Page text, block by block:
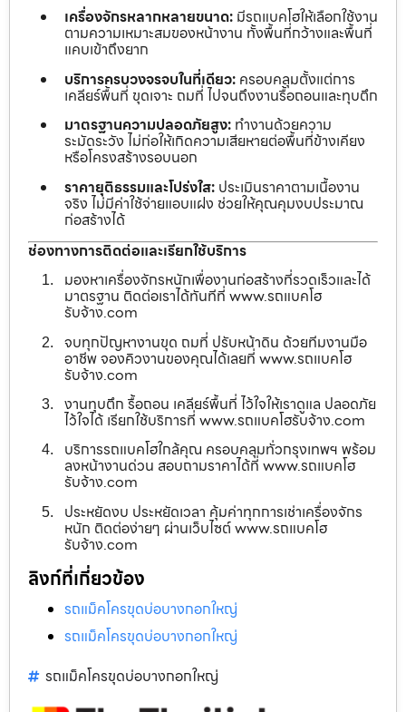
เครื่องจักรหลากหลายขนาด: มีรถแบคโฮให้เลือกใช้งาน
ตามความเหมาะสมของหน้างาน ทั้งพื้นที่กว้างและพื้นที่
แคบเข้าถึงยาก
บริการครบวงจรจบในที่เดียว: ครอบคลุมตั้งแต่การ
เคลียร์พื้นที่ ขุดเจาะ ถมที่ ไปจนถึงงานรื้อถอนและทุบตึก
มาตรฐานความปลอดภัยสูง: ทำงานด้วยความ
ระมัดระวัง ไม่ก่อให้เกิดความเสียหายต่อพื้นที่ข้างเคียง
หรือโครงสร้างรอบนอก
ราคายุติธรรมและโปร่งใส: ประเมินราคาตามเนื้องาน
จริง ไม่มีค่าใช้จ่ายแอบแฝง ช่วยให้คุณคุมงบประมาณ
ก่อสร้างได้
ช่องทางการติดต่อและเรียกใช้บริการ
มองหาเครื่องจักรหนักเพื่องานก่อสร้างที่รวดเร็วและได้
มาตรฐาน ติดต่อเราได้ทันทีที่ www.รถแบคโฮ
รับจ้าง.com
จบทุกปัญหางานขุด ถมที่ ปรับหน้าดิน ด้วยทีมงานมือ
อาชีพ จองคิวงานของคุณได้เลยที่ www.รถแบคโฮ
รับจ้าง.com
งานทุบตึก รื้อถอน เคลียร์พื้นที่ ไว้ใจให้เราดูแล ปลอดภัย
ไว้ใจได้ เรียกใช้บริการที่ www.รถแบคโฮรับจ้าง.com
บริการรถแบคโฮใกล้คุณ ครอบคลุมทั่วกรุงเทพฯ พร้อม
ลงหน้างานด่วน สอบถามราคาได้ที่ www.รถแบคโฮ
รับจ้าง.com
ประหยัดงบ ประหยัดเวลา คุ้มค่าทุกการเช่าเครื่องจักร
หนัก ติดต่อง่ายๆ ผ่านเว็บไซต์ www.รถแบคโฮ
รับจ้าง.com
ลิงก์ที่เกี่ยวข้อง
รถแม็คโครขุดบ่อบางกอกใหญ่
รถแม็คโครขุดบ่อบางกอกใหญ่
รถแม็คโครขุดบ่อบางกอกใหญ่